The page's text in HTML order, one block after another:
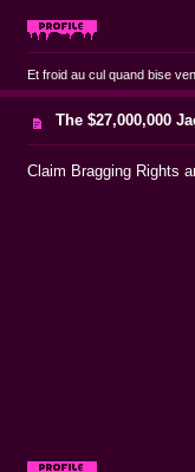
Et froid au cul quand bise
The $27,000,000
Claim Bragging Rights